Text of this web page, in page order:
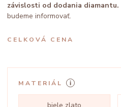
závislosti od dodania diamantu.
budeme informovať.
CELKOVÁ CENA
MATERIÁL